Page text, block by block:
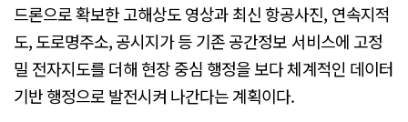
드론으로 확보한 고해상도 영상과 최신 항공사진, 연속지적
도, 도로명주소, 공시지가 등 기존 공간정보 서비스에 고정
밀 전자지도를 더해 현장 중심 행정을 보다 체계적인 데이터
기반 행정으로 발전시켜 나간다는 계획이다.